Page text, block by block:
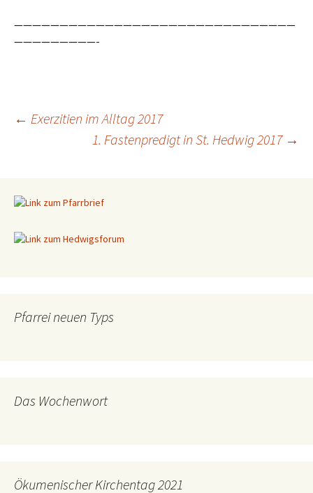
———————————————————————————————
—————————-
Beitragsnavigation
← Exerzitien im Alltag 2017
1. Fastenpredigt in St. Hedwig 2017 →
Pfarrei neuen Typs
Das Wochenwort
Ökumenischer Kirchentag 2021